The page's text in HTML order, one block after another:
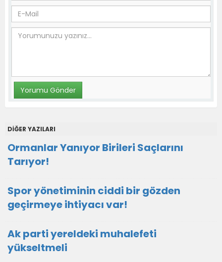
DİĞER YAZILARI
Ormanlar Yanıyor Birileri Saçlarını
Tarıyor!
Spor yönetiminin ciddi bir gözden
geçirmeye ihtiyacı var!
Ak parti yereldeki muhalefeti
yükseltmeli